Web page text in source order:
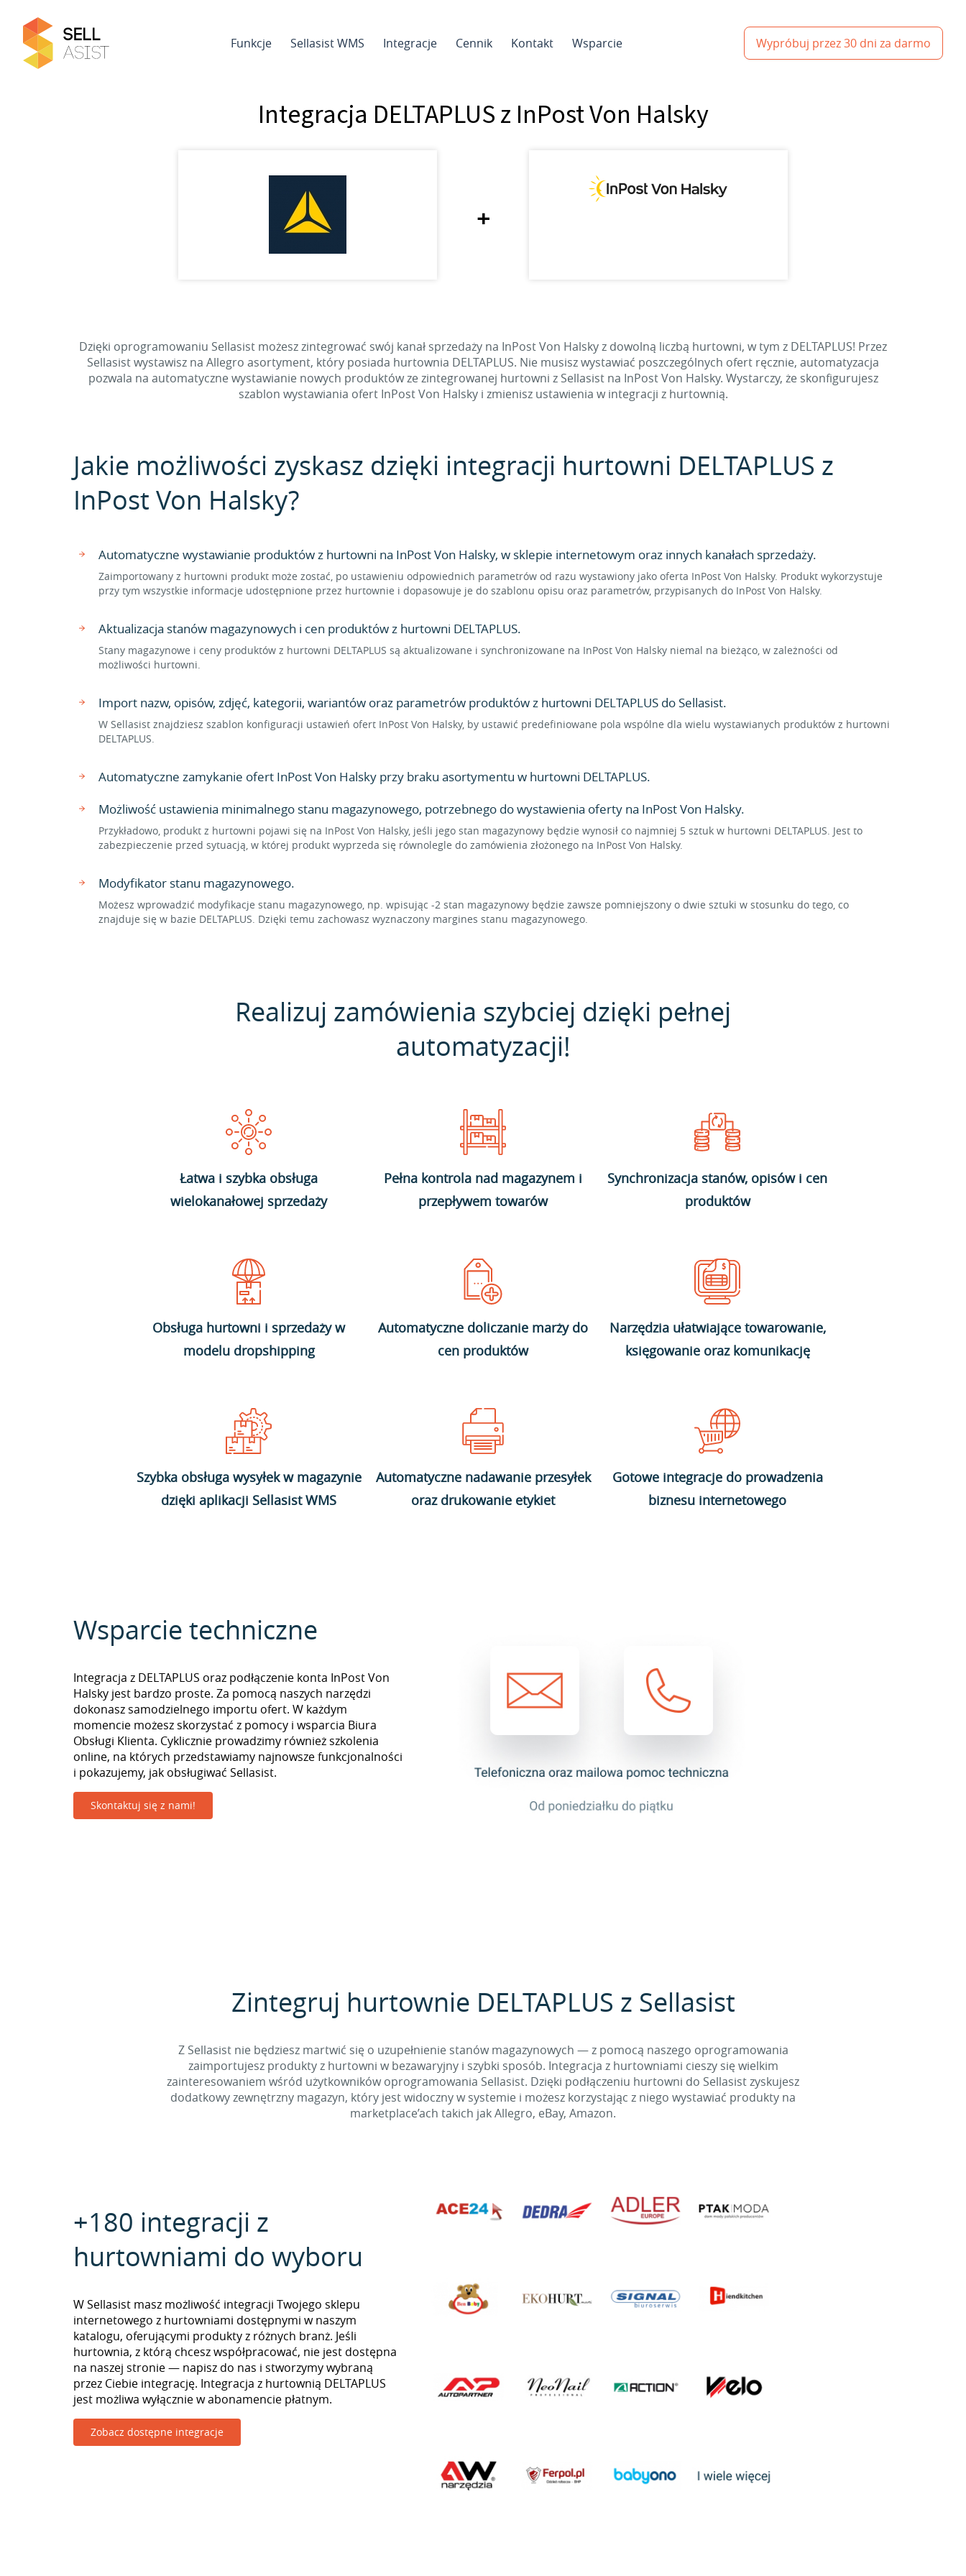
Funkcje Sellasist WMS Integracje Cennik Kontakt Wsparcie Wypróbuj przez 30 dni za darmo
Integracja DELTAPLUS z InPost Von Halsky
+
Dzięki oprogramowaniu Sellasist możesz zintegrować swój kanał sprzedaży na InPost Von Halsky z dowolną liczbą hurtowni, w tym z DELTAPLUS! Przez
Sellasist wystawisz na Allegro asortyment, który posiada hurtownia DELTAPLUS. Nie musisz wystawiać poszczególnych ofert ręcznie, automatyzacja
pozwala na automatyczne wystawianie nowych produktów ze zintegrowanej hurtowni z Sellasist na InPost Von Halsky. Wystarczy, że skonfigurujesz
szablon wystawiania ofert InPost Von Halsky i zmienisz ustawienia w integracji z hurtownią.
Jakie możliwości zyskasz dzięki integracji hurtowni DELTAPLUS z
InPost Von Halsky?
Automatyczne wystawianie produktów z hurtowni na InPost Von Halsky, w sklepie internetowym oraz innych kanałach sprzedaży.
Zaimportowany z hurtowni produkt może zostać, po ustawieniu odpowiednich parametrów od razu wystawiony jako oferta InPost Von Halsky. Produkt wykorzystuje
przy tym wszystkie informacje udostępnione przez hurtownie i dopasowuje je do szablonu opisu oraz parametrów, przypisanych do InPost Von Halsky.
Aktualizacja stanów magazynowych i cen produktów z hurtowni DELTAPLUS.
Stany magazynowe i ceny produktów z hurtowni DELTAPLUS są aktualizowane i synchronizowane na InPost Von Halsky niemal na bieżąco, w zależności od
możliwości hurtowni.
Import nazw, opisów, zdjęć, kategorii, wariantów oraz parametrów produktów z hurtowni DELTAPLUS do Sellasist.
W Sellasist znajdziesz szablon konfiguracji ustawień ofert InPost Von Halsky, by ustawić predefiniowane pola wspólne dla wielu wystawianych produktów z hurtowni
DELTAPLUS.
Automatyczne zamykanie ofert InPost Von Halsky przy braku asortymentu w hurtowni DELTAPLUS.
Możliwość ustawienia minimalnego stanu magazynowego, potrzebnego do wystawienia oferty na InPost Von Halsky.
Przykładowo, produkt z hurtowni pojawi się na InPost Von Halsky, jeśli jego stan magazynowy będzie wynosił co najmniej 5 sztuk w hurtowni DELTAPLUS. Jest to
zabezpieczenie przed sytuacją, w której produkt wyprzeda się równolegle do zamówienia złożonego na InPost Von Halsky.
Modyfikator stanu magazynowego.
Możesz wprowadzić modyfikacje stanu magazynowego, np. wpisując -2 stan magazynowy będzie zawsze pomniejszony o dwie sztuki w stosunku do tego, co
znajduje się w bazie DELTAPLUS. Dzięki temu zachowasz wyznaczony margines stanu magazynowego.
Realizuj zamówienia szybciej dzięki pełnej
automatyzacji!
Łatwa i szybka obsługa
wielokanałowej sprzedaży
Pełna kontrola nad magazynem i
przepływem towarów
Synchronizacja stanów, opisów i cen
produktów
Obsługa hurtowni i sprzedaży w
modelu dropshipping
Automatyczne doliczanie marży do
cen produktów
Narzędzia ułatwiające towarowanie,
księgowanie oraz komunikację
Szybka obsługa wysyłek w magazynie
dzięki aplikacji Sellasist WMS
Automatyczne nadawanie przesyłek
oraz drukowanie etykiet
Gotowe integracje do prowadzenia
biznesu internetowego
Wsparcie techniczne
Integracja z DELTAPLUS oraz podłączenie konta InPost Von
Halsky jest bardzo proste. Za pomocą naszych narzędzi
dokonasz samodzielnego importu ofert. W każdym
momencie możesz skorzystać z pomocy i wsparcia Biura
Obsługi Klienta. Cyklicznie prowadzimy również szkolenia
online, na których przedstawiamy najnowsze funkcjonalności
i pokazujemy, jak obsługiwać Sellasist.
Skontaktuj się z nami!
Zintegruj hurtownie DELTAPLUS z Sellasist
Z Sellasist nie będziesz martwić się o uzupełnienie stanów magazynowych — z pomocą naszego oprogramowania
zaimportujesz produkty z hurtowni w bezawaryjny i szybki sposób. Integracja z hurtowniami cieszy się wielkim
zainteresowaniem wśród użytkowników oprogramowania Sellasist. Dzięki podłączeniu hurtowni do Sellasist zyskujesz
dodatkowy zewnętrzny magazyn, który jest widoczny w systemie i możesz korzystając z niego wystawiać produkty na
marketplace’ach takich jak Allegro, eBay, Amazon.
+180 integracji z
hurtowniami do wyboru
W Sellasist masz możliwość integracji Twojego sklepu
internetowego z hurtowniami dostępnymi w naszym
katalogu, oferującymi produkty z różnych branż. Jeśli
hurtownia, z którą chcesz współpracować, nie jest dostępna
na naszej stronie — napisz do nas i stworzymy wybraną
przez Ciebie integrację. Integracja z hurtownią DELTAPLUS
jest możliwa wyłącznie w abonamencie płatnym.
Zobacz dostępne integracje